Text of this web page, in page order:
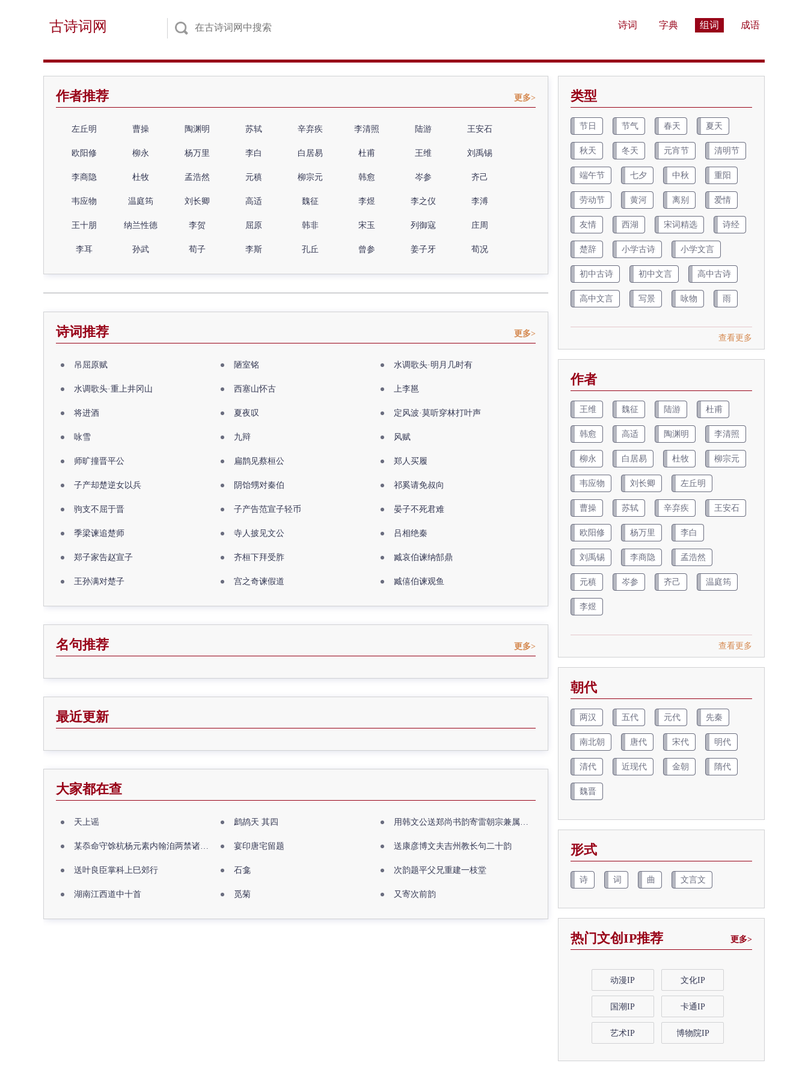
古诗词网 诗词 字典 组词 成语
作者推荐 更多>
左丘明 曹操 陶渊明 苏轼 辛弃疾 李清照 陆游 王安石
欧阳修 柳永 杨万里 李白 白居易 杜甫 王维 刘禹锡
李商隐 杜牧 孟浩然 元稹 柳宗元 韩愈 岑参 齐己
韦应物 温庭筠 刘长卿 高适 魏征 李煜 李之仪 李溥
王十朋 纳兰性德 李贺 屈原 韩非 宋玉 列御寇 庄周
李耳 孙武 荀子 李斯 孔丘 曾参 姜子牙 荀况
诗词推荐 更多>
吊屈原赋 陋室铭 水调歌头·明月几时有
水调歌头·重上井冈山 西塞山怀古 上李邕
将进酒 夏夜叹 定风波·莫听穿林打叶声
咏雪 九辩 风赋
师旷撞晋平公 扁鹊见蔡桓公 郑人买履
子产却楚逆女以兵 阴饴甥对秦伯 祁奚请免叔向
驹支不屈于晋 子产告范宣子轻币 晏子不死君难
季梁谏追楚师 寺人披见文公 吕相绝秦
郑子家告赵宣子 齐桓下拜受胙 臧哀伯谏纳郜鼎
王孙满对楚子 宫之奇谏假道 臧僖伯谏观鱼
名句推荐 更多>
最近更新
大家都在查
天上谣 鹧鸪天 其四 用韩文公送郑尚书韵寄雷朝宗兼属欧阳全真
某忝命守馀杭杨元素内翰洎两禁诸公出祖佛寺 宴印唐宅留题 送康彦博文夫吉州教长句二十韵
送叶良臣掌科上巳郊行 石龛 次韵题平父兄重建一枝堂
湖南江西道中十首 觅菊 又寄次前韵
类型
节日 节气 春天 夏天
秋天 冬天 元宵节 清明节
端午节 七夕 中秋 重阳
劳动节 黄河 离别 爱情
友情 西湖 宋词精选 诗经
楚辞 小学古诗 小学文言
初中古诗 初中文言 高中古诗
高中文言 写景 咏物 雨
查看更多
作者
王维 魏征 陆游 杜甫
韩愈 高适 陶渊明 李清照
柳永 白居易 杜牧 柳宗元
韦应物 刘长卿 左丘明
曹操 苏轼 辛弃疾 王安石
欧阳修 杨万里 李白
刘禹锡 李商隐 孟浩然
元稹 岑参 齐己 温庭筠
李煜
查看更多
朝代
两汉 五代 元代 先秦
南北朝 唐代 宋代 明代
清代 近现代 金朝 隋代
魏晋
形式
诗 词 曲 文言文
热门文创IP推荐 更多>
动漫IP 文化IP
国潮IP 卡通IP
艺术IP 博物院IP